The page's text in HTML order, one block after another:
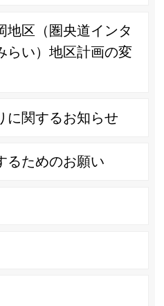
地区（圏央道インタ
らい）地区計画の変
に関するお知らせ
るためのお願い